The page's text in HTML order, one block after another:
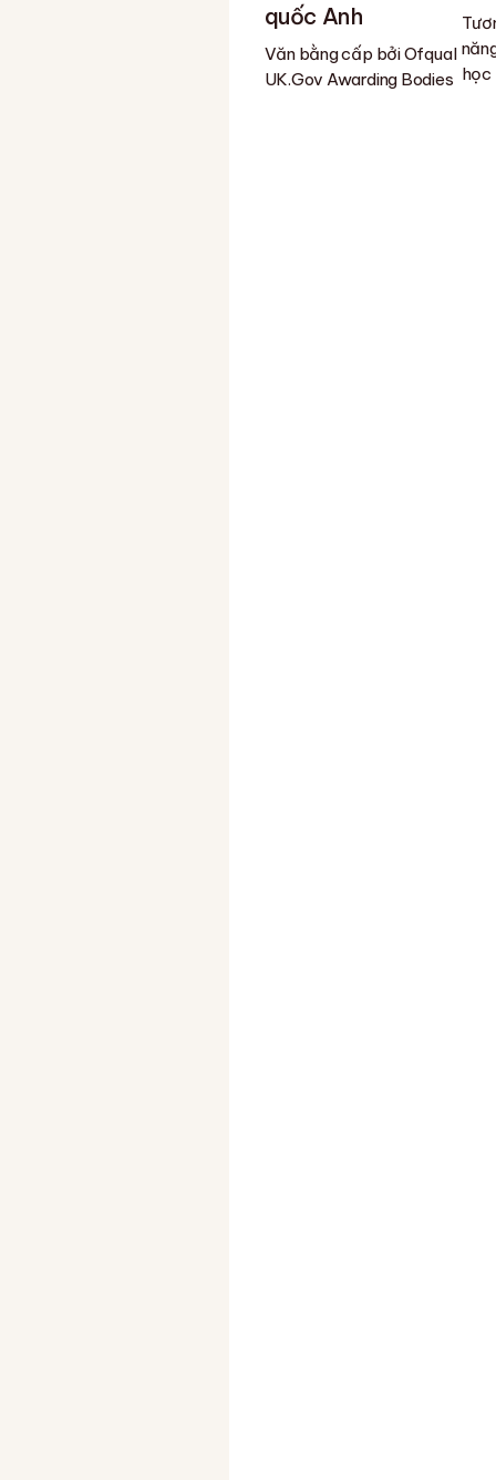
quốc Anh
Văn bằng cấp bởi Ofqual
UK.Gov Awarding Bodies học